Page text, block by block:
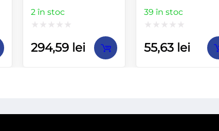
2 în stoc
la
294,59 lei
39 în stoc
la
55,63 lei